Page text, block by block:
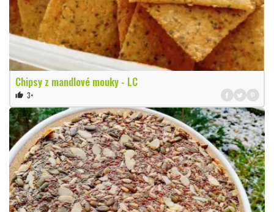
Chipsy z mandlové mouky - LC
thumb_up 3×